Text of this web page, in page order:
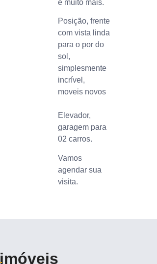
e muito mais.
Posição, frente
com vista linda
para o por do
sol,
simplesmente
incrível,
moveis novos
Elevador,
garagem para
02 carros.
Vamos
agendar sua
visita.